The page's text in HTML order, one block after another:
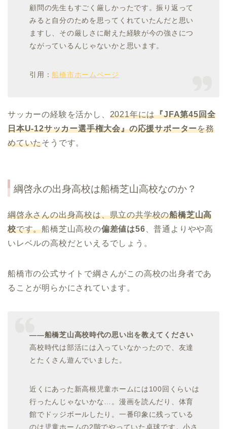
顧問の先生もすごく厳しかったです。振り返って
みると自分のためを思ってくれていたんだと思い
ますし、その厳しさに耐えた経験が今の強さにつ
ながっているんじゃないかと思います。
引用：船橋市ホームページ
サッカーの経験を活かし、 2021年には『JFA第45回全
日本U-12サッカー選手権大会』の応援サポーターを務
めていたそうです。
綱啓永の出身高校は船橋芝山高校なのか？
綱啓永さんの出身高校は、県立の共学校の船橋芝山高
校です。船橋芝山高校の偏差値は56 、普通よりやや高
いレベルの高校だといえるでしょう。
船橋市の公式サイトで綱さんがこの高校の出身者であ
ることが明らかにされています。
――船橋芝山高校時代の思い出を教えてください
高校時代は部活には入っていなかったので、友達
とたくさん遊んでいました。
近くにあった新高根児童ホームには100回くらいは
行ったんじゃないかな…。漫画を読んだり、体育
館でドッジボールしたり。一番印象に残っている
のは児童ホームの2階でやっていた卓球です。小さ